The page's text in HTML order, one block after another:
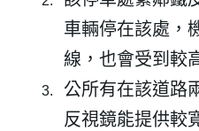
車輛停在該處，
線，也會受到較
公所有在該道路
反視鏡能提供較